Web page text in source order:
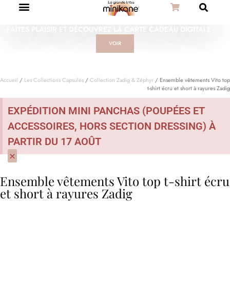
VOIR
Accueil / Les Collections Capsules /Collection Zadig & Zéphyr / Ensemble vêtements Vito top
t-shirt écru et short à rayures Zadig
EXPÉDITION MINI PANCHAS (POUPÉES ET
ACCESSOIRES, HORS SECTION DRESSING) À
PARTIR DU 17 AOÛT
×
Ensemble vêtements Vito top t-shirt écru
et short à rayures Zadig